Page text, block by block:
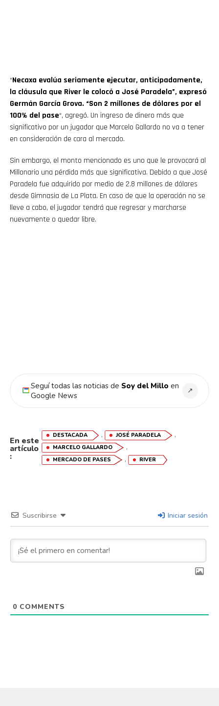
“Necaxa evalúa seriamente ejecutar, anticipadamente,
la cláusula que River le colocó a José Paradela”, expresó
Germán García Grova. “Son 2 millones de dólares por el
100% del pase“, agregó. Un ingreso de dinero más que
significativo por un jugador que Marcelo Gallardo no va a tener
en consideración de cara al mercado.
Sin embargo, el monto mencionado es uno que le provocará al
Millonario una pérdida más que significativa. Debido a que José
Paradela fue adquirido por medio de 2.8 millones de dólares
desde Gimnasia de La Plata. En caso de que la operación no se
lleve a cabo, el jugador tendrá que regresar y marcharse
nuevamente o quedar libre.
Seguí todas las noticias de Soy del Millo en
Google News
↗
En este
artículo
:
DESTACADA , JOSÉ PARADELA ,
MARCELO GALLARDO ,
MERCADO DE PASES , RIVER
Suscribirse Iniciar sesión
0 COMMENTS
Reddit
Pinterest
Whatsapp